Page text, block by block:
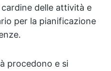
delle attività e
per la pianificazione
procedono e si